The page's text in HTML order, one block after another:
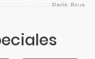
París,